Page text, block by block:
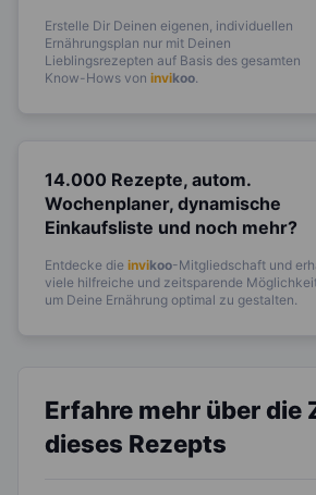
Erstelle Dir Deinen eigenen, individuellen
Ernährungsplan nur mit Deinen
Lieblingsrezepten auf Basis des gesamten
Know-Hows von invikoo
14.000 Rezepte, autom.
Wochenplaner, dynamische
Einkaufsliste und noch mehr?
Entdecke die invikoo-Mitgliedschaft und
viele hilfreiche und zeitsparende
um Deine Ernährung optimal zu gestalten.
Erfahre mehr über die
dieses Rezepts